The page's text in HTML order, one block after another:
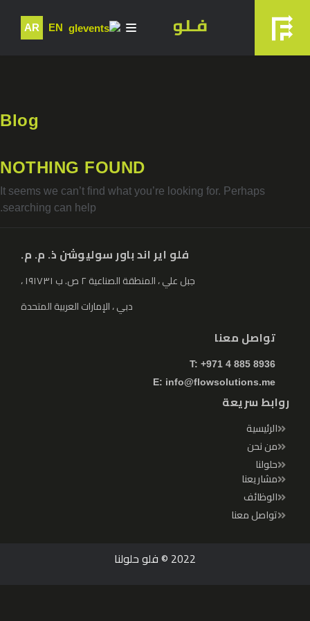
EN
AR
Blog
NOTHING FOUND
It seems we can’t find what you’re looking for. Perhaps
searching can help.
فلو اير اند باور سوليوشن ذ. م. م.
جبل علي ، المنطقة الصناعية ٢ ص. ب ١٩١٧٣١ ،
دبي ، الإمارات العربية المتحدة
تواصل معنا
T: +971 4 885 8936
E: info@flowsolutions.me
روابط سريعة
الرئيسية
من نحن
حلولنا
مشاريعنا
الوظائف
تواصل معنا
2022 © فلو حلولنا